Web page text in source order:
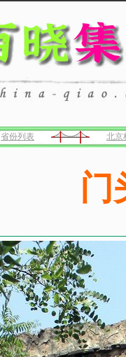
省份列表 北京
门